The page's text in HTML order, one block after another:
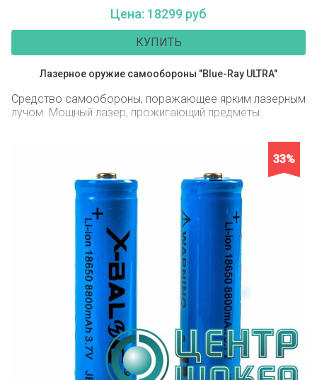
Цена: 18299 руб
КУПИТЬ
Лазерное оружие самообороны "Blue-Ray ULTRA"
Средство самообороны, поражающее ярким лазерным
лучом. Мощный лазер, прожигающий предметы.
33%